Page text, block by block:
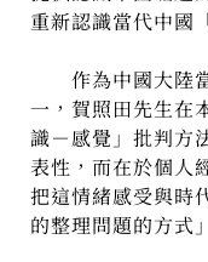
重新認識當代中國
作為中國大陸當
一，賀照田先生在
識－感覺」批判
表性，而在於個人
把這情緒感受與時
的整理問題的方式